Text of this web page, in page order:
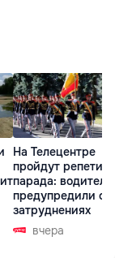
На Телецентре
пройдут
парада:
предупредили о
затруднениях
вчера